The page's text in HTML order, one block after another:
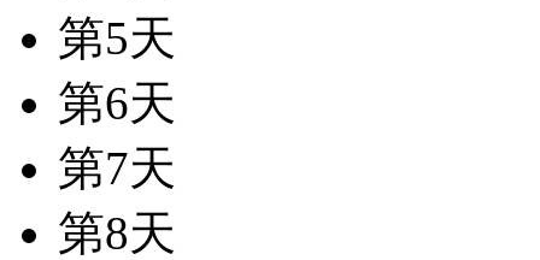
第5天
第6天
第7天
第8天